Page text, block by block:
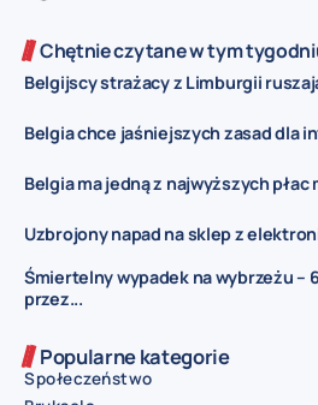
Chętnie czytane w tym
Belgijscy strażacy z Limburgii
Belgia chce jaśniejszych zasad dla
Belgia ma jedną z najwyższych płac
Uzbrojony napad na sklep z
Śmiertelny wypadek na wybrzeżu –
przez...
Popularne kategorie
Społeczeństwo